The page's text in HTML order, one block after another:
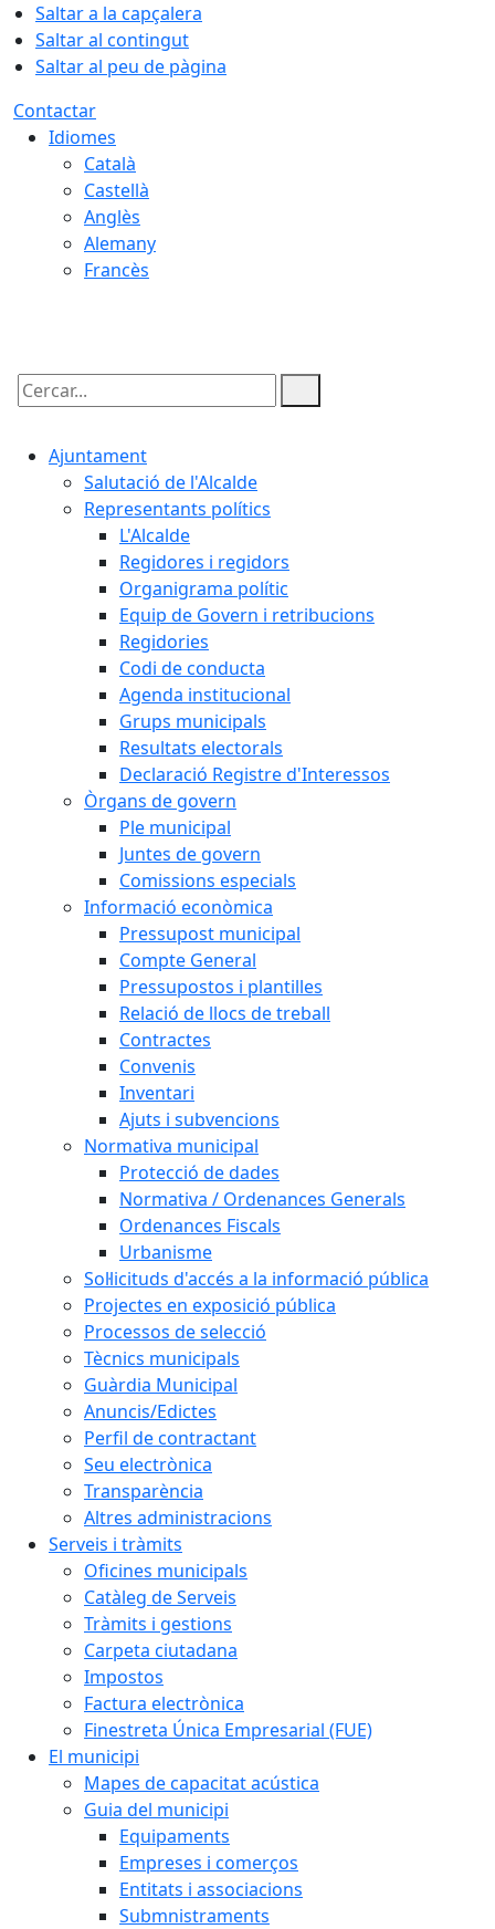
Saltar a la capçalera
Saltar al contingut
Saltar al peu de pàgina
Contactar
Idiomes
Català
Castellà
Anglès
Alemany
Francès
Cercar:
Ajuntament
Salutació de l'Alcalde
Representants polítics
L'Alcalde
Regidores i regidors
Organigrama polític
Equip de Govern i retribucions
Regidories
Codi de conducta
Agenda institucional
Grups municipals
Resultats electorals
Declaració Registre d'Interessos
Òrgans de govern
Ple municipal
Juntes de govern
Comissions especials
Informació econòmica
Pressupost municipal
Compte General
Pressupostos i plantilles
Relació de llocs de treball
Contractes
Convenis
Inventari
Ajuts i subvencions
Normativa municipal
Protecció de dades
Normativa / Ordenances Generals
Ordenances Fiscals
Urbanisme
Sol·licituds d'accés a la informació pública
Projectes en exposició pública
Processos de selecció
Tècnics municipals
Guàrdia Municipal
Anuncis/Edictes
Perfil de contractant
Seu electrònica
Transparència
Altres administracions
Serveis i tràmits
Oficines municipals
Catàleg de Serveis
Tràmits i gestions
Carpeta ciutadana
Impostos
Factura electrònica
Finestreta Única Empresarial (FUE)
El municipi
Mapes de capacitat acústica
Guia del municipi
Equipaments
Empreses i comerços
Entitats i associacions
Submnistraments